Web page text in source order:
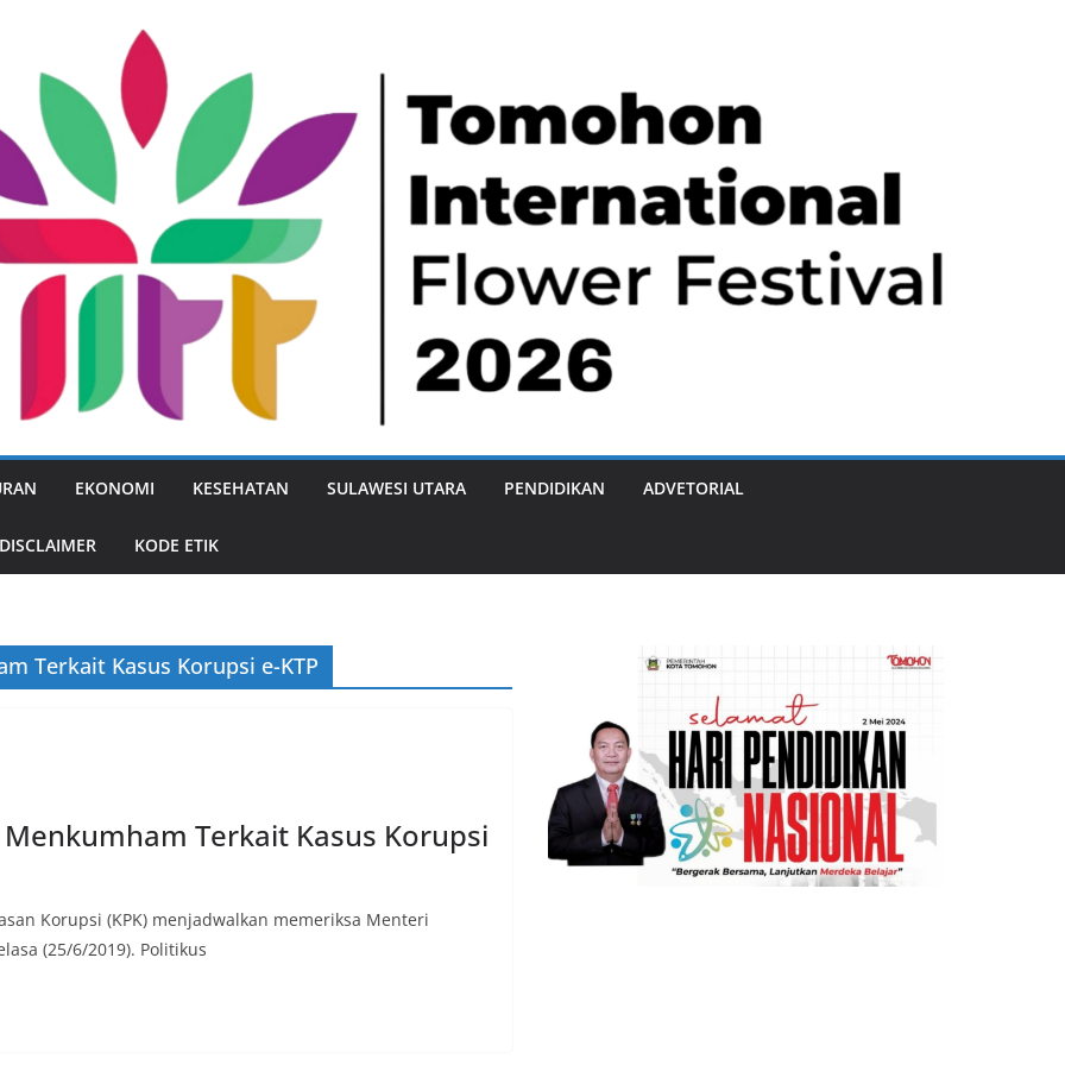
EKONOMI KESEHATAN SULAWESI UTARA PENDIDIKAN ADVETORIAL
DISCLAIMER KODE ETIK
Terkait Kasus Korupsi e-KTP
Terkait Kasus Korupsi
Korupsi (KPK) menjadwalkan memeriksa Menteri
(25/6/2019). Politikus